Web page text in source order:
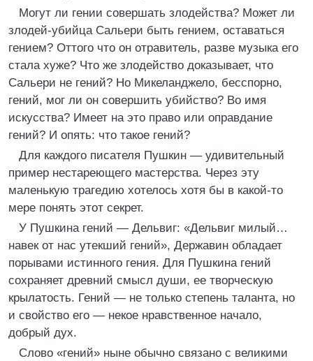
Могут ли гении совершать злодейства? Может ли
злодей-убийца Сальери быть гением, оставаться
гением? Оттого что он отравитель, разве музыка его
стала хуже? Что же злодейство доказывает, что
Сальери не гений? Но Микеланджело, бесспорно,
гений, мог ли он совершить убийство? Во имя
искусства? Имеет на это право или оправдание
гений? И опять: что такое гений?
Для каждого писателя Пушкин — удивительный
пример нестареющего мастерства. Через эту
маленькую трагедию хотелось хотя бы в какой-то
мере понять этот секрет.
У Пушкина гений — Дельвиг: «Дельвиг милый…
навек от нас утекший гений», Державин обладает
порывами истинного гения. Для Пушкина гений
сохраняет древний смысл души, ее творческую
крылатость. Гений — не только степень таланта, но
и свойство его — некое нравственное начало,
добрый дух.
Слово «гений» ныне обычно связано с великими